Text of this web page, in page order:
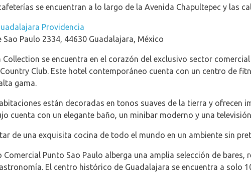
se encuentran a lo largo de la Avenida Chapultepec y las
Providencia
Sao Paulo 2334, 44630 Guadalajara, México
Collection se encuentra en el corazón del exclusivo sector
Club. Este hotel contemporáneo cuenta con un centro de
gama.
están decoradas en tonos suaves de la tierra y ofrecen
cuenta con un elegante baño, un minibar moderno y una
de una exquisita cocina de todo el mundo en un ambiente sin
Comercial Punto Sao Paulo alberga una amplia selección de
El centro histórico de Guadalajara se encuentra a solo